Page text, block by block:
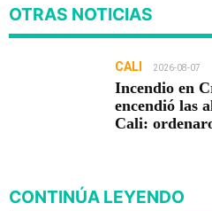
OTRAS NOTICIAS
CALI 2026-08-07
Incendio en
encendió las
Cali:
CONTINÚA LEYENDO